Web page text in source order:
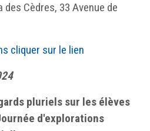
des Cèdres, 33 Avenue de
cliquer sur le lien
pluriels sur les élèves
d'explorations